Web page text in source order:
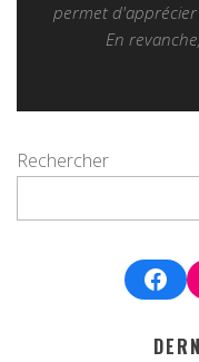
permet d'apprécier
En
Rechercher